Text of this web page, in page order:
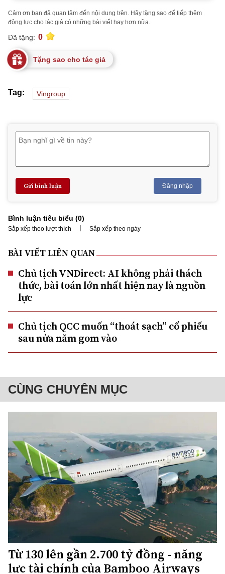
Cảm ơn bạn đã quan tâm đến nội dung trên. Hãy tặng sao để tiếp thêm
động lực cho tác giả có những bài viết hay hơn nữa.
Đã tặng: 0
Tặng sao cho tác giả
Tag: Vingroup
Gửi bình luận Đăng nhập
Bình luận tiêu biểu (0)
Sắp xếp theo lượt thích | Sắp xếp theo ngày
BÀI VIẾT LIÊN QUAN
Chủ tịch VNDirect: AI không phải thách
thức, bài toán lớn nhất hiện nay là nguồn
lực
Chủ tịch QCC muốn “thoát sạch” cổ phiếu
sau nửa năm gom vào
CÙNG CHUYÊN MỤC
Từ 130 lên gần 2.700 tỷ đồng - năng
lực tài chính của Bamboo Airways